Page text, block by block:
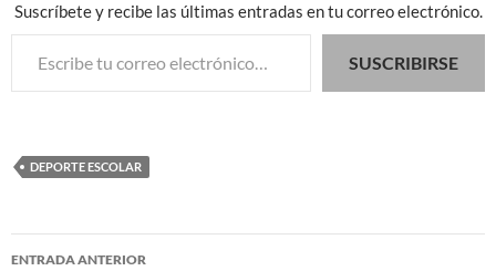
Suscríbete y recibe las últimas entradas en tu correo electrónico.
Escribe tu correo electrónico…
SUSCRIBIRSE
DEPORTE ESCOLAR
Navegación
ENTRADA ANTERIOR